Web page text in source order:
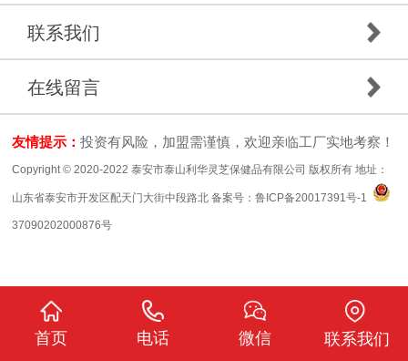
联系我们
在线留言
友情提示：投资有风险，加盟需谨慎，欢迎亲临工厂实地考察！
Copyright © 2020-2022 泰安市泰山利华灵芝保健品有限公司 版权所有 地址：
山东省泰安市开发区配天门大街中段路北 备案号：鲁ICP备20017391号-1
37090202000876号
首页 电话 微信 联系我们